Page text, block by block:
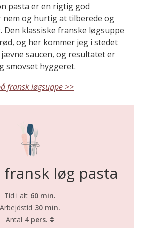
pasta er en rigtig god
nem og hurtig at tilberede og
Den klassiske franske løgsuppe
og her kommer jeg i stedet
saucen, og resultatet er
smovset hyggeret.
fransk løgsuppe >>
løg pasta
Tid i alt 60 min.
Arbejdstid 30 min.
Antal 4 pers.